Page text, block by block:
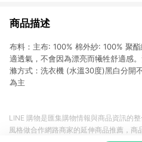
商品描述
布料：主布: 100% 棉外紗: 100% 聚
適透氣，不會因為漂亮而犧牲舒適感
滌方式：洗衣機 (水溫30度)黑白分開
為主
LINE 購物是匯集購物情報與商品資訊的
風格做合作網路商家的延伸商品推薦，商